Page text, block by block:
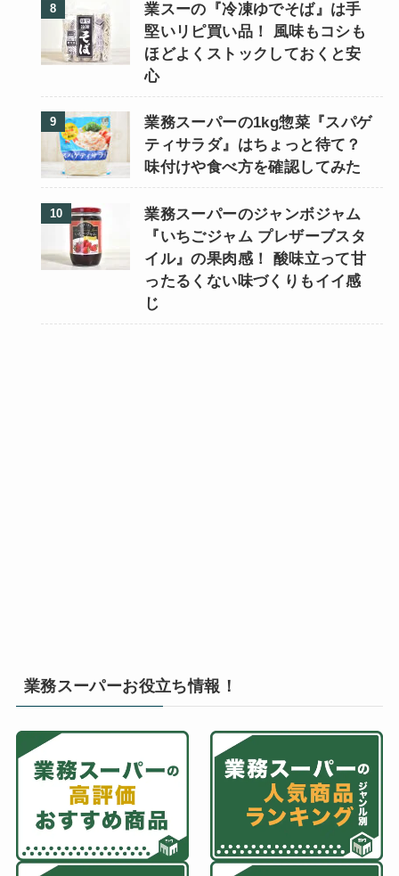
業スーの『冷凍ゆでそば』は手
堅いリピ買い品！ 風味もコシも
ほどよくストックしておくと安
心
業務スーパーの1kg惣菜『スパゲ
ティサラダ』はちょっと待て？
味付けや食べ方を確認してみた
業務スーパーのジャンボジャム
『いちごジャム プレザーブスタ
イル』の果肉感！ 酸味立って甘
ったるくない味づくりもイイ感
じ
業務スーパーお役立ち情報！